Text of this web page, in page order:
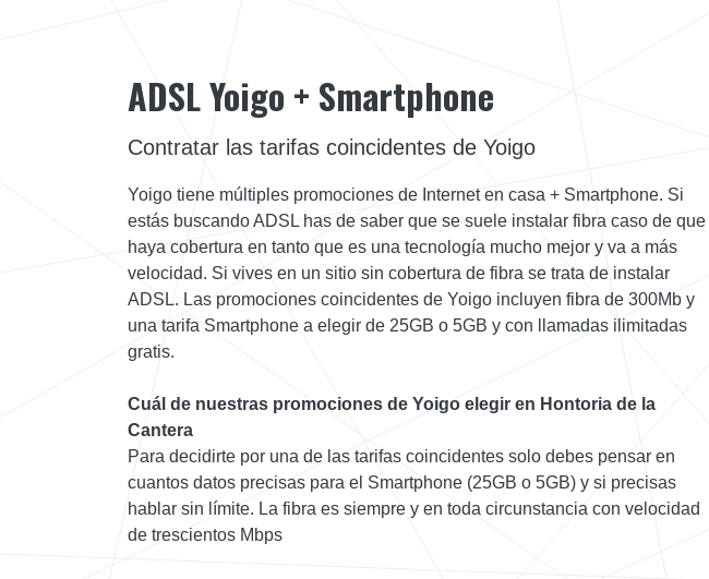
ADSL Yoigo + Smartphone
Contratar las tarifas coincidentes de Yoigo
Yoigo tiene múltiples promociones de Internet en casa + Smartphone. Si
estás buscando ADSL has de saber que se suele instalar fibra caso de que
haya cobertura en tanto que es una tecnología mucho mejor y va a más
velocidad. Si vives en un sitio sin cobertura de fibra se trata de instalar
ADSL. Las promociones coincidentes de Yoigo incluyen fibra de 300Mb y
una tarifa Smartphone a elegir de 25GB o 5GB y con llamadas ilimitadas
gratis.
Cuál de nuestras promociones de Yoigo elegir en Hontoria de la
Cantera
Para decidirte por una de las tarifas coincidentes solo debes pensar en
cuantos datos precisas para el Smartphone (25GB o 5GB) y si precisas
hablar sin límite. La fibra es siempre y en toda circunstancia con velocidad
de trescientos Mbps